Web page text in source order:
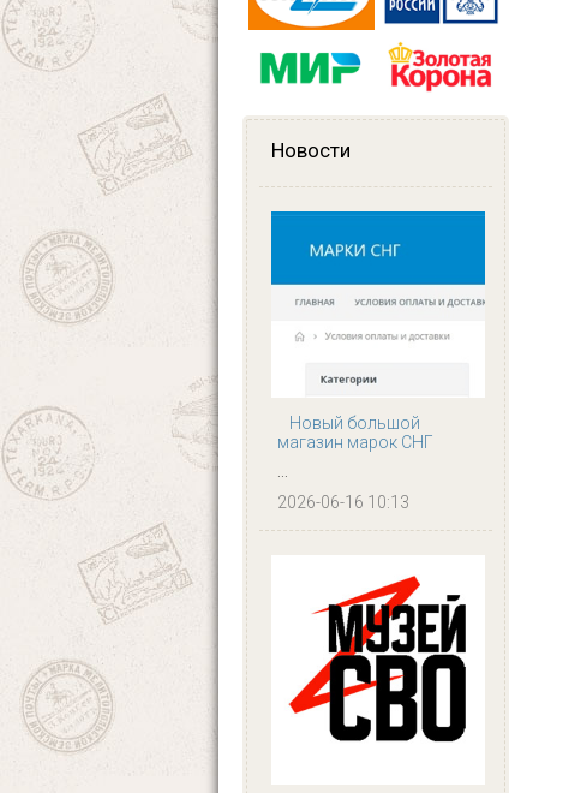
Новости
Новый большой
магазин марок СНГ
...
2026-06-16 10:13